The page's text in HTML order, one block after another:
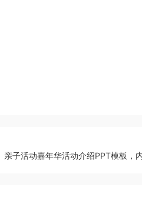
亲子活动嘉年华活动介绍PPT模板，